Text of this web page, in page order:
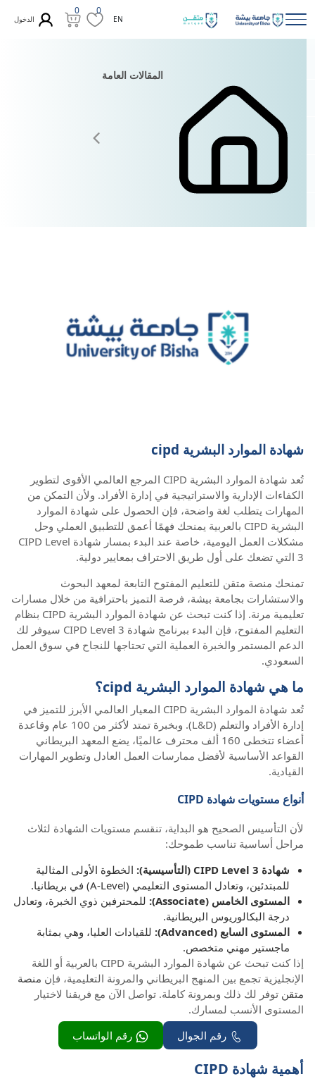
EN
0
0
الدخول
المقالات العامة
شهادة الموارد البشرية cipd
تُعد شهادة الموارد البشرية CIPD المرجع العالمي الأقوى لتطوير
الكفاءات الإدارية والاستراتيجية في إدارة الأفراد. ولأن التمكن من
المهارات يتطلب لغة واضحة، فإن الحصول على شهادة الموارد
البشرية CIPD بالعربية يمنحك فهمًا أعمق للتطبيق العملي وحل
مشكلات العمل اليومية، خاصة عند البدء بمسار شهادة CIPD Level
3 التي تضعك على أول طريق الاحتراف بمعايير دولية.
تمنحك منصة متقن للتعليم المفتوح التابعة لمعهد البحوث
والاستشارات بجامعة بيشة، فرصة التميز باحترافية من خلال مسارات
تعليمية مرنة. إذا كنت تبحث عن شهادة الموارد البشرية CIPD بنظام
التعليم المفتوح، فإن البدء ببرنامج شهادة CIPD Level 3 سيوفر لك
الدعم المستمر والخبرة العملية التي تحتاجها للنجاح في سوق العمل
السعودي.
ما هي شهادة الموارد البشرية cipd؟
تُعد شهادة الموارد البشرية CIPD المعيار العالمي الأبرز للتميز في
إدارة الأفراد والتعلم (L&D). وبخبرة تمتد لأكثر من 100 عام وقاعدة
أعضاء تتخطى 160 ألف محترف عالميًا، يضع المعهد البريطاني
القواعد الأساسية لأفضل ممارسات العمل العادل وتطوير المهارات
القيادية.
أنواع مستويات شهادة CIPD
لأن التأسيس الصحيح هو البداية، تنقسم مستويات الشهادة لثلاث
مراحل أساسية تناسب طموحك:
شهادة CIPD Level 3 (التأسيسية):
الخطوة الأولى المثالية
للمبتدئين، وتعادل المستوى التعليمي (A-Level) في بريطانيا.
المستوى الخامس (Associate):
للمحترفين ذوي الخبرة، وتعادل
درجة البكالوريوس البريطانية.
المستوى السابع (Advanced):
للقيادات العليا، وهي بمثابة
ماجستير مهني متخصص.
إذا كنت تبحث عن شهادة الموارد البشرية CIPD بالعربية أو اللغة
الإنجليزية تجمع بين المنهج البريطاني والمرونة التعليمية، فإن منصة
متقن توفر لك ذلك وبمرونة كاملة. تواصل الآن مع فريقنا لاختيار
المستوى الأنسب لمسارك.
رقم الجوال
رقم الواتساب
أهمية شهادة CIPD